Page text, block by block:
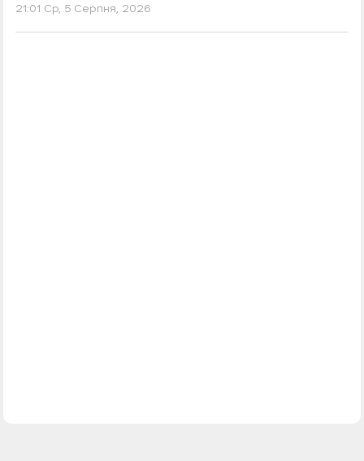
21:01 Ср, 5 Серпня, 2026